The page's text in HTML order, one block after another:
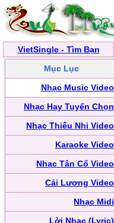
VietSingle - Tìm Bạn
Mục Lục
Nhạc Music Video
Nhạc Hay Tuyển Chọn
Nhạc Thiếu Nhi Video
Karaoke Video
Nhạc Tân Cổ Video
Cải Lương Video
Nhạc Midi
Lời Nhạc (Lyric)